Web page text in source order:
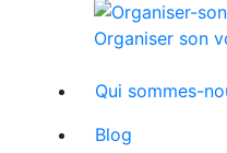
Organiser son
Qui sommes-
Blog